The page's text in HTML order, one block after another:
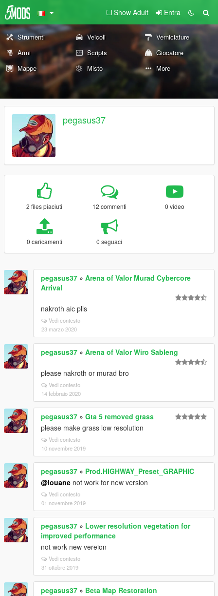
Show Adult Entra
Strumenti Veicoli
Verniciature
Armi
Scripts
Giocatore
Mappe
Misto More
pegasus37
2 files piaciuti 12 commenti 0 video
0 caricamenti 0 seguaci
pegasus37 » Arena of Valor Murad Cybercore
Arrival
nakroth aic plis
Vedi contesto
23 marzo 2020
pegasus37 » Arena of Valor Wiro Sableng
please nakroth or murad bro
Vedi contesto
14 febbraio 2020
pegasus37 » Gta 5 removed grass
please make grass low resolution
Vedi contesto
10 novembre 2019
pegasus37 » Prod.HIGHWAY_Preset_GRAPHIC
@louane not work for new version
Vedi contesto
01 novembre 2019
pegasus37 » Lower resolution vegetation for
improved performance
not work new vereion
Vedi contesto
31 ottobre 2019
pegasus37 » Beta Map Restoration